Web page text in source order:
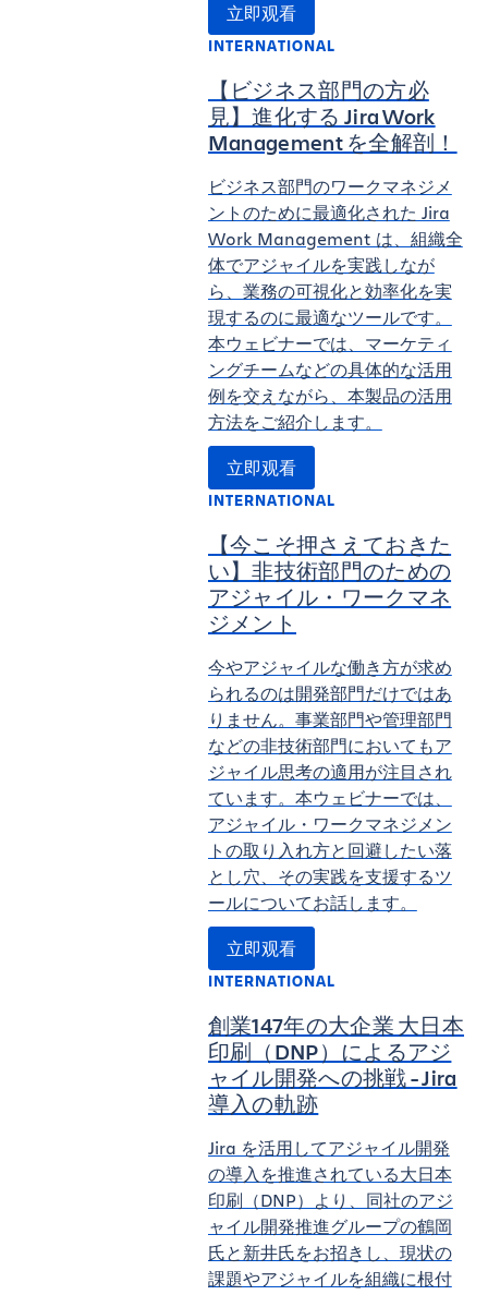
立即观看
INTERNATIONAL
【ビジネス部門の方必
見】進化する Jira Work
Management を全解剖！
ビジネス部門のワークマネジメ
ントのために最適化された Jira
Work Management は、組織全
体でアジャイルを実践しなが
ら、業務の可視化と効率化を実
現するのに最適なツールです。
本ウェビナーでは、マーケティ
ングチームなどの具体的な活用
例を交えながら、本製品の活用
方法をご紹介します。
立即观看
INTERNATIONAL
【今こそ押さえておきた
い】非技術部門のための
アジャイル・ワークマネ
ジメント
今やアジャイルな働き方が求め
られるのは開発部門だけではあ
りません。事業部門や管理部門
などの非技術部門においてもア
ジャイル思考の適用が注目され
ています。本ウェビナーでは、
アジャイル・ワークマネジメン
トの取り入れ方と回避したい落
とし穴、その実践を支援するツ
ールについてお話します。
立即观看
INTERNATIONAL
創業147年の大企業 大日本
印刷（DNP）によるアジ
ャイル開発への挑戦 - Jira
導入の軌跡
Jira を活用してアジャイル開発
の導入を推進されている大日本
印刷（DNP）より、同社のアジ
ャイル開発推進グループの鶴岡
氏と新井氏をお招きし、現状の
課題やアジャイルを組織に根付